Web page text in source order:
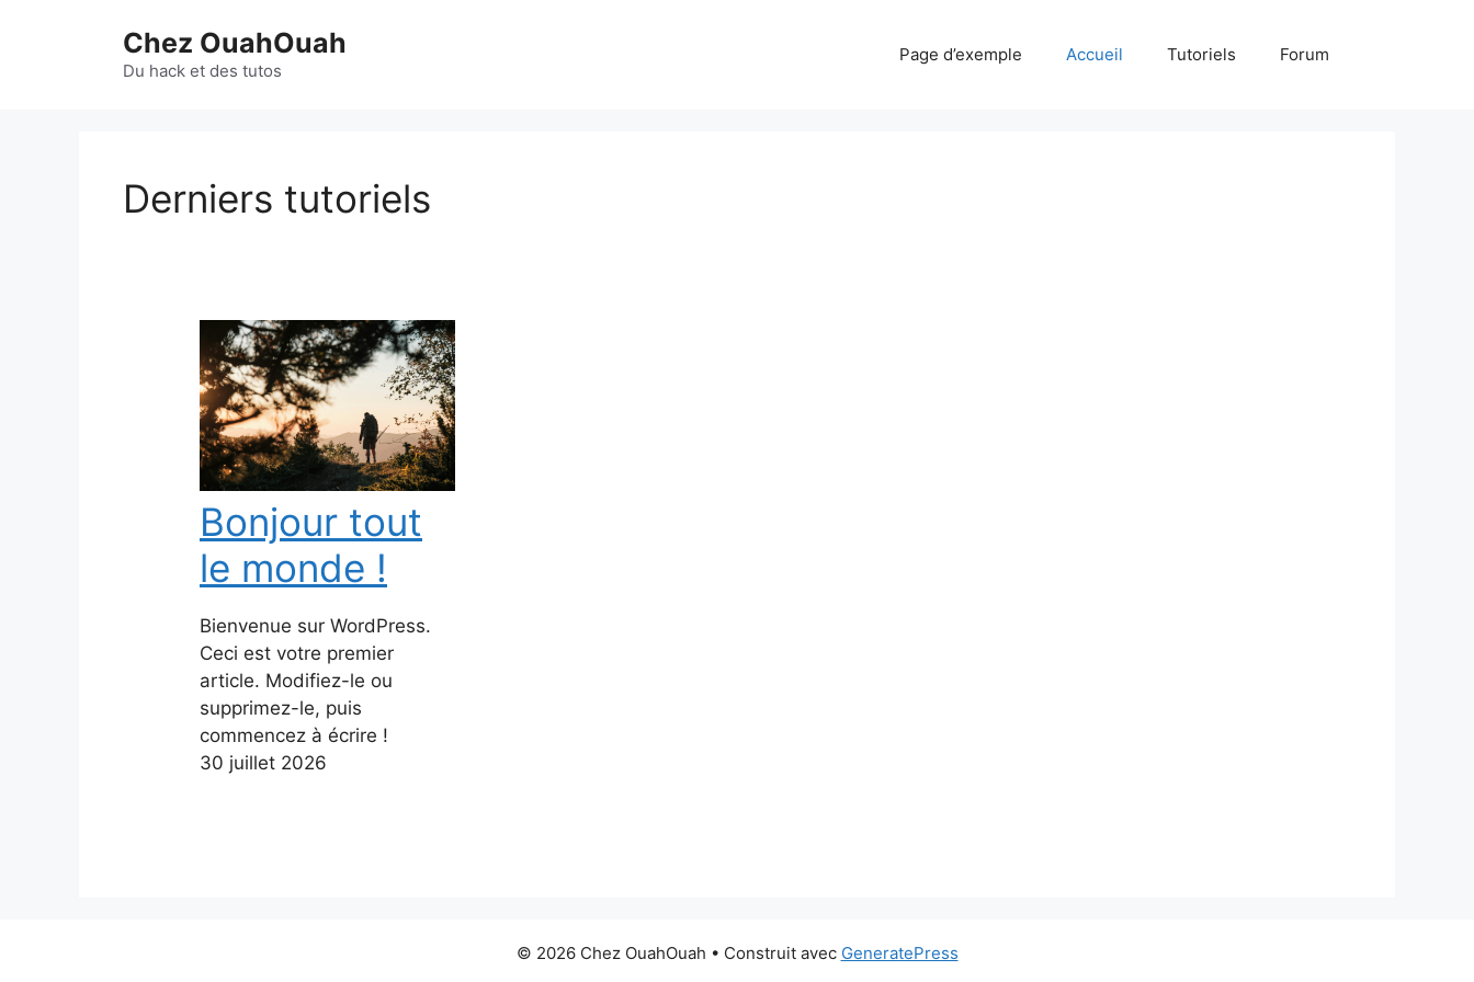
Chez OuahOuah
Du hack et des tutos
Page d’exemple Accueil Tutoriels Forum
Derniers tutoriels
Bonjour tout
le monde !
Bienvenue sur WordPress.
Ceci est votre premier
article. Modifiez-le ou
supprimez-le, puis
commencez à écrire !
30 juillet 2026
© 2026 Chez OuahOuah • Construit avec GeneratePress